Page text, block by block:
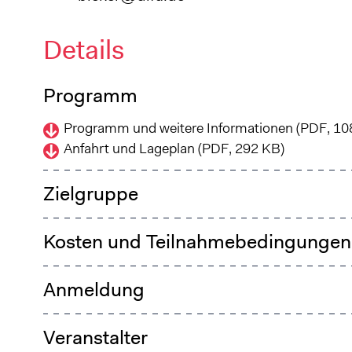
Details
Programm
Programm und weitere Informationen (PDF,
Anfahrt und Lageplan (PDF, 292 KB)
Zielgruppe
Kosten und Teilnahmebedingungen
Anmeldung
Veranstalter